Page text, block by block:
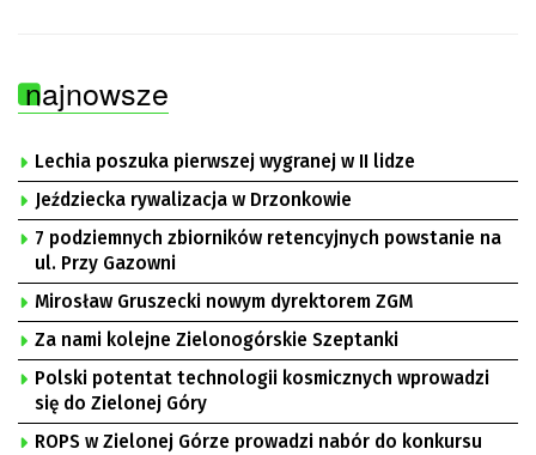
najnowsze
Lechia poszuka pierwszej wygranej w II lidze
Jeździecka rywalizacja w Drzonkowie
7 podziemnych zbiorników retencyjnych powstanie na
ul. Przy Gazowni
Mirosław Gruszecki nowym dyrektorem ZGM
Za nami kolejne Zielonogórskie Szeptanki
Polski potentat technologii kosmicznych wprowadzi
się do Zielonej Góry
ROPS w Zielonej Górze prowadzi nabór do konkursu